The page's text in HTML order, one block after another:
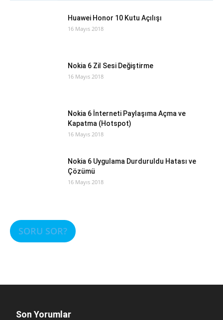
Huawei Honor 10 Kutu Açılışı
16 Mayıs 2018
Nokia 6 Zil Sesi Değiştirme
16 Mayıs 2018
Nokia 6 İnterneti Paylaşıma Açma ve
Kapatma (Hotspot)
16 Mayıs 2018
Nokia 6 Uygulama Durduruldu Hatası ve
Çözümü
16 Mayıs 2018
SORU SOR?
Son Yorumlar